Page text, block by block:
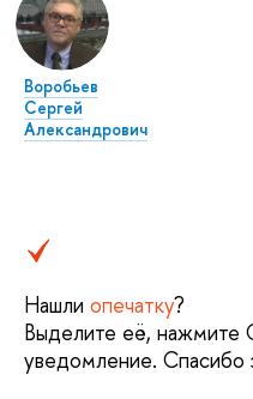
Воробьев
Сергей
Александрович
Нашли опечатку?
Выделите её, нажмите
уведомление. Спасибо